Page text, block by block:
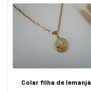
Colar filha de Iemanjá